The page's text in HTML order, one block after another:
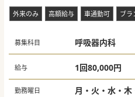
外来のみ 高額給与 車通勤可 ブラ
募集科目 呼吸器内科
給与 1回80,000円
勤務曜日 月・火・水・木